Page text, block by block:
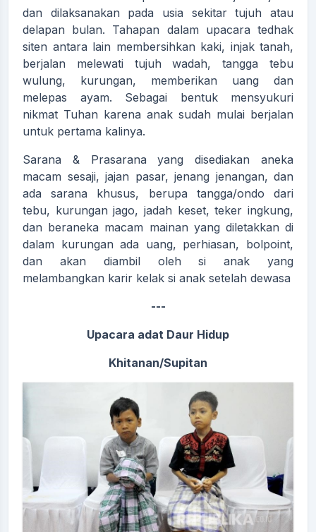
dan dilaksanakan pada usia sekitar tujuh atau
delapan bulan. Tahapan dalam upacara tedhak
siten antara lain membersihkan kaki, injak tanah,
berjalan melewati tujuh wadah, tangga tebu
wulung, kurungan, memberikan uang dan
melepas ayam. Sebagai bentuk mensyukuri
nikmat Tuhan karena anak sudah mulai berjalan
untuk pertama kalinya.
Sarana & Prasarana yang disediakan aneka
macam sesaji, jajan pasar, jenang jenangan, dan
ada sarana khusus, berupa tangga/ondo dari
tebu, kurungan jago, jadah keset, teker ingkung,
dan beraneka macam mainan yang diletakkan di
dalam kurungan ada uang, perhiasan, bolpoint,
dan akan diambil oleh si anak yang
melambangkan karir kelak si anak setelah dewasa
---
Upacara adat Daur Hidup
Khitanan/Supitan